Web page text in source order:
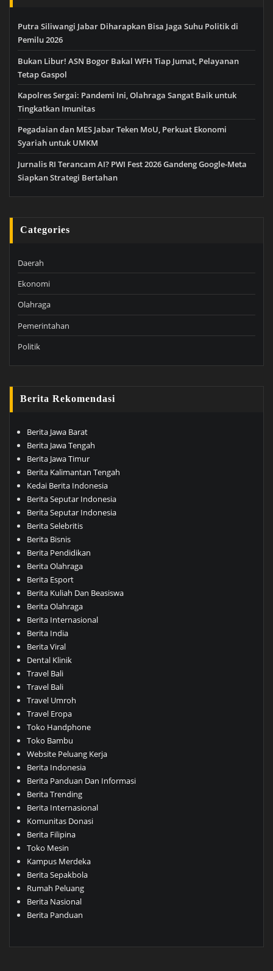
Putra Siliwangi Jabar Diharapkan Bisa Jaga Suhu Politik di
Pemilu 2026
Bukan Libur! ASN Bogor Bakal WFH Tiap Jumat, Pelayanan
Tetap Gaspol
Kapolres Sergai: Pandemi Ini, Olahraga Sangat Baik untuk
Tingkatkan Imunitas
Pegadaian dan MES Jabar Teken MoU, Perkuat Ekonomi
Syariah untuk UMKM
Jurnalis RI Terancam AI? PWI Fest 2026 Gandeng Google-Meta
Siapkan Strategi Bertahan
Categories
Daerah
Ekonomi
Olahraga
Pemerintahan
Politik
Berita Rekomendasi
Berita Jawa Barat
Berita Jawa Tengah
Berita Jawa Timur
Berita Kalimantan Tengah
Kedai Berita Indonesia
Berita Seputar Indonesia
Berita Seputar Indonesia
Berita Selebritis
Berita Bisnis
Berita Pendidikan
Berita Olahraga
Berita Esport
Berita Kuliah Dan Beasiswa
Berita Olahraga
Berita Internasional
Berita India
Berita Viral
Dental Klinik
Travel Bali
Travel Bali
Travel Umroh
Travel Eropa
Toko Handphone
Toko Bambu
Website Peluang Kerja
Berita Indonesia
Berita Panduan Dan Informasi
Berita Trending
Berita Internasional
Komunitas Donasi
Berita Filipina
Toko Mesin
Kampus Merdeka
Berita Sepakbola
Rumah Peluang
Berita Nasional
Berita Panduan